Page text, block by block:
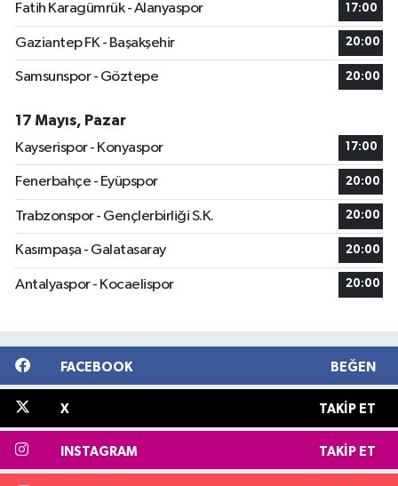
Fatih Karagümrük - Alanyaspor
17:00
Gaziantep FK - Başakşehir 20:00
Samsunspor - Göztepe 20:00
17 Mayıs, Pazar
Kayserispor - Konyaspor
17:00
Fenerbahçe - Eyüpspor 20:00
Trabzonspor - Gençlerbirliği S.K. 20:00
Kasımpaşa - Galatasaray 20:00
Antalyaspor - Kocaelispor 20:00
FACEBOOK BEĞEN
X TAKIP ET
INSTAGRAM TAKIP ET